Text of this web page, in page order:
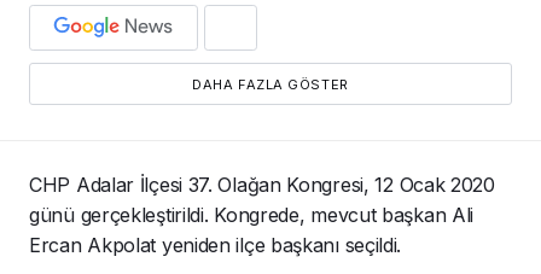
DAHA FAZLA GÖSTER
CHP Adalar İlçesi 37. Olağan Kongresi, 12 Ocak 2020
günü gerçekleştirildi. Kongrede, mevcut başkan Ali
Ercan Akpolat yeniden ilçe başkanı seçildi.